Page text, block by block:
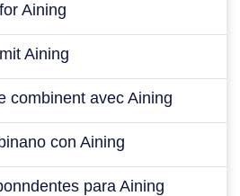
Aining
Aining
combinent avec Aining
con Aining
para Aining